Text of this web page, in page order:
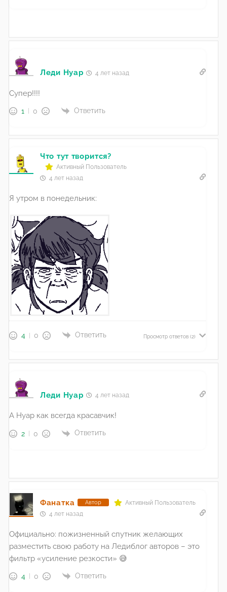
Леди Нуар 4 лет назад
Супер!!!!
1 0 Ответить
Что тут творится?
Активный Пользователь
4 лет назад
Я утром в понедельник:
4 0 Ответить Просмотр ответов (2)
Леди Нуар 4 лет назад
А Нуар как всегда красавчик!
2 0 Ответить
Фанатка Автор
Активный Пользователь
4 лет назад
Официально: пожизненный спутник желающих
разместить свою работу на Ледиблог авторов – это
фильтр «усиление резкости» 😅
4 0 Ответить